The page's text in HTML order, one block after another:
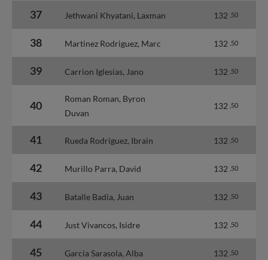
37 Jethwani Khyatani, Laxman 132 ,50
38 Martinez Rodriguez, Marc 132 ,50
39 Carrion Iglesias, Jano 132 ,50
40
Roman Roman, Byron
Duvan
132 ,50
41 Rueda Rodriguez, Ibrain 132 ,50
42 Murillo Parra, David 132 ,50
43 Batalle Badia, Juan 132 ,50
44 Just Vivancos, Isidre 132 ,50
45 Garcia Sarasola, Alba 132 ,50